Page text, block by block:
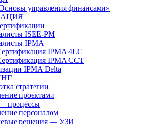
управления финансами»
ISEE-PM
IPMA
IPMA 4LC
IPMA CCT
IPMA Delta
стратегии
проектами
– процессы
персоналом
решения — УЗИ